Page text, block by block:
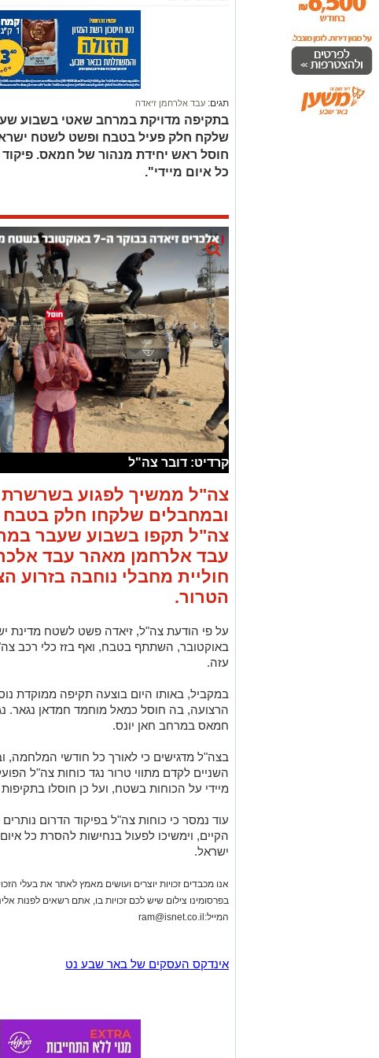
תגים: עבד אלרחמן זיאדה
בתקיפה מדויקת במרחב שאטי בשבוע
שלקח חלק פעיל בטבח ופשט לשטח
חוסל ראש יחידת מנהור של חמאס.
כל איום מיידי".
קרדיט: דובר צה"ל
צה"ל ממשיך לפגוע
צה"ל תקפו בשבוע שעבר
עבד אלרחמן מאהר עבד
חוליית מחבלי נוחבה בזרוע
הטרור.
באוקטובר, השתתף בטבח, ואף בזז כלי רכב
עזה.
במקביל, באותו היום בוצעה תקיפה ממוקדת
הרצועה, בה חוסל כמאל מוחמד חמדאן נגאר.
חמאס במרחב חאן יונס.
בצה"ל מדגישים כי לאורך כל חודשי המלחמה,
השניים לקדם מתווי טרור נגד כוחות צה"ל
מיידי על הכוחות בשטח, ועל כן חוסלו בתקיפות
עוד נמסר כי כוחות צה"ל בפיקוד הדרום
הקיים, וימשיכו לפעול בנחישות להסרת כל
ישראל.
אנו מכבדים זכויות יוצרים ועושים מאמץ לאתר את בעלי
בפרסומינו צילום שיש לכם זכויות בו, אתם רשאים לפנות
המייל:ram@isnet.co.il
אינדקס העסקים של באר שבע נט